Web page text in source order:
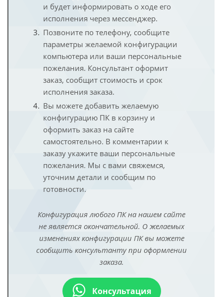
и будет информировать о ходе его
исполнения через мессенджер.
Позвоните по телефону, сообщите
параметры желаемой конфигурации
компьютера или ваши персональные
пожелания. Консультант оформит
заказ, сообщит стоимость и срок
исполнения заказа.
Вы можете добавить желаемую
конфигурацию ПК в корзину и
оформить заказ на сайте
самостоятельно. В комментарии к
заказу укажите ваши персональные
пожелания. Мы с вами свяжемся,
уточним детали и сообщим по
готовности.
Конфигурация любого ПК на нашем сайте
не является окончательной. О желаемых
изменениях конфигурации ПК вы можете
сообщить консультанту при оформлении
заказа.
Консультация